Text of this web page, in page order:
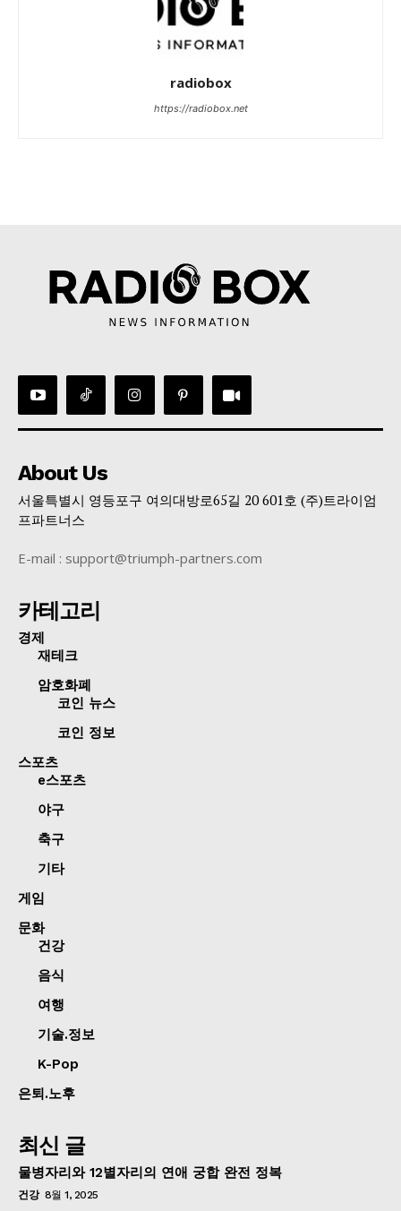
radiobox
https://radiobox.net
About Us
서울특별시 영등포구 여의대방로65길 20 601호 (주)트라이엄
프파트너스
E-mail : support@triumph-partners.com
카테고리
경제
재테크
암호화폐
코인 뉴스
코인 정보
스포츠
e스포츠
야구
축구
기타
게임
문화
건강
음식
여행
기술.정보
K-Pop
은퇴.노후
최신 글
물병자리와 12별자리의 연애 궁합 완전 정복
건강 8월 1, 2025